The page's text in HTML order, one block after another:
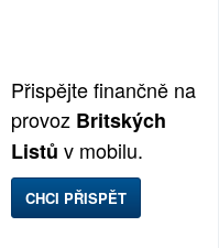
Přispějte finančně na
provoz Britských
Listů v mobilu.
CHCI PŘISPĚT